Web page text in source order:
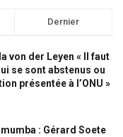
Dernier
von der Leyen « Il faut
se sont abstenus ou
présentée à l’ONU »
: Gérard Soete